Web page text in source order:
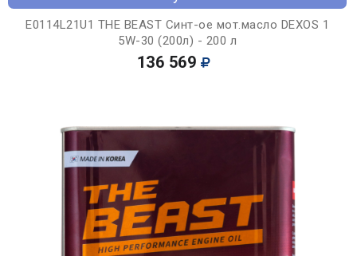
E0114L21U1 THE BEAST Синт-ое мот.масло DEXOS 1
5W-30 (200л) - 200 л
136 569